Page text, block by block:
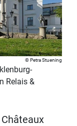
Petra Stuening
Relais &